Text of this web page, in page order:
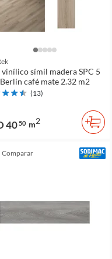
vinílico símil madera SPC 5
café mate 2.32 m2
(13)
4050 m2
comparar